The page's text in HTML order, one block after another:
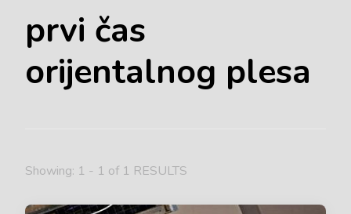
prvi čas
orijentalnog plesa
Showing: 1 - 1 of 1 RESULTS